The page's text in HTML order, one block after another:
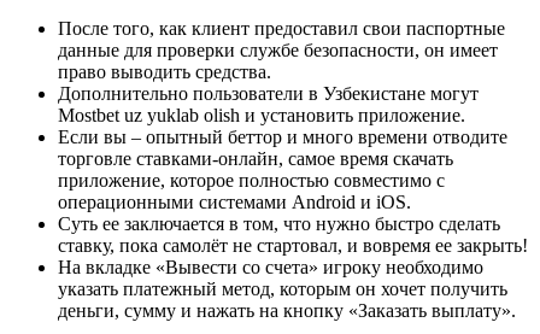
После того, как клиент предоставил свои паспортные
данные для проверки службе безопасности, он имеет
право выводить средства.
Дополнительно пользователи в Узбекистане могут
Mostbet uz yuklab olish и установить приложение.
Если вы – опытный беттор и много времени отводите
торговле ставками-онлайн, самое время скачать
приложение, которое полностью совместимо с
операционными системами Android и iOS.
Суть ее заключается в том, что нужно быстро сделать
ставку, пока самолёт не стартовал, и вовремя ее закрыть!
На вкладке «Вывести со счета» игроку необходимо
указать платежный метод, которым он хочет получить
деньги, сумму и нажать на кнопку «Заказать выплату».